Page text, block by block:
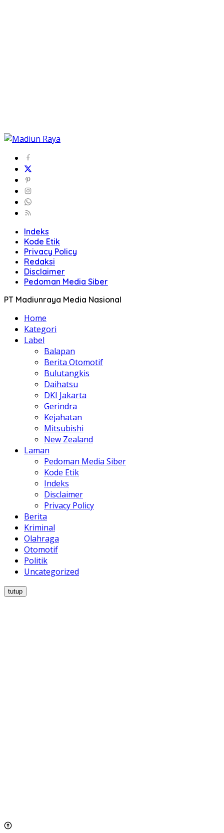
Indeks
Kode Etik
Privacy Policy
Redaksi
Disclaimer
Pedoman Media Siber
PT Madiunraya Media Nasional
Home
Kategori
Label
Balapan
Berita Otomotif
Bulutangkis
Daihatsu
DKI Jakarta
Gerindra
Kejahatan
Mitsubishi
New Zealand
Laman
Pedoman Media Siber
Kode Etik
Indeks
Disclaimer
Privacy Policy
Berita
Kriminal
Olahraga
Otomotif
Politik
Uncategorized
tutup